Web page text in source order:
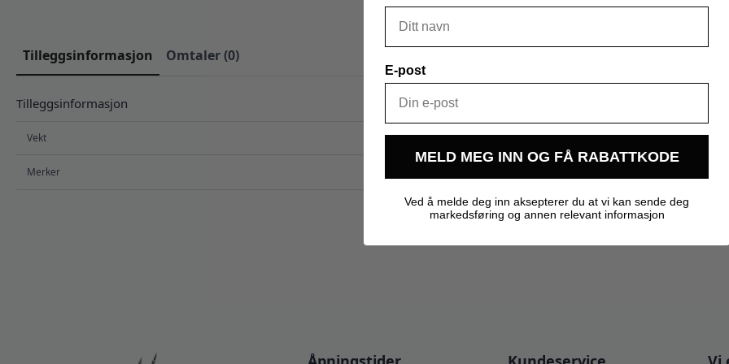
Tilleggsinformasjon Omtaler (0)
Tilleggsinformasjon
Vekt 0,100 kg
Merker
E-post
MELD MEG INN OG FÅ RABATTKODE
Ved å melde deg inn aksepterer du at vi kan sende deg
markedsføring og annen relevant informasjon